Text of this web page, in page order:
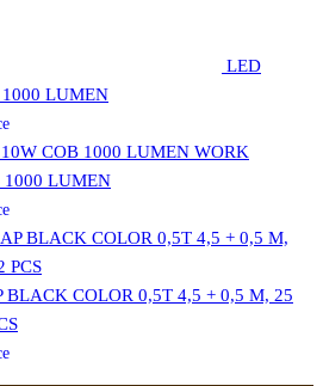
LED
LUMEN
WORK
LUMEN
BLACK COLOR 0,5T 4,5 + 0,5 M, 25